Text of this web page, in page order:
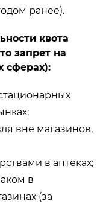
ранее).
квота
запрет на
сферах):
вне магазинов,
в аптеках;
в
(за